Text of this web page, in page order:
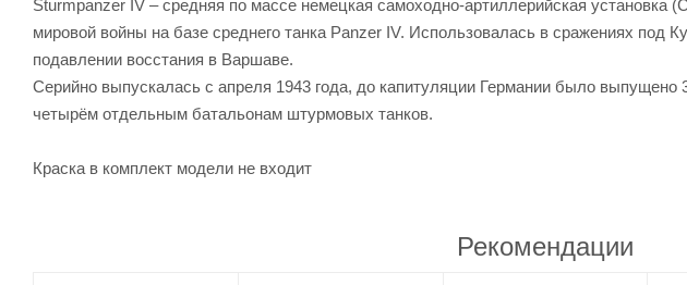
Sturmpanzer IV – средняя по массе немецкая самоходно-артиллерийская
мировой войны на базе среднего танка Panzer IV. Использовалась в сражениях под
подавлении восстания в Варшаве.
Серийно выпускалась с апреля 1943 года, до капитуляции Германии было
четырём отдельным батальонам штурмовых танков.
Краска в комплект модели не входит
Рекомендации